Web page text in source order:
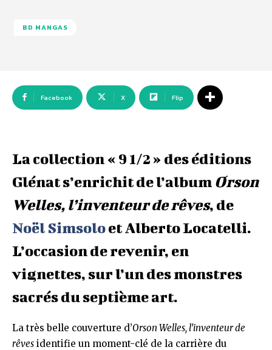
BD MANGAS
Facebook X Flip
La collection « 9 1/2 » des éditions
Glénat s’enrichit de l’album Orson
Welles, l’inventeur de rêves, de
Noël Simsoloet Alberto Locatelli.
L’occasion de revenir, en
vignettes, sur l’un des monstres
sacrés du septième art.
La très belle couverture d’Orson Welles, l’inventeur de
rêves identifie un moment-clé de la carrière du